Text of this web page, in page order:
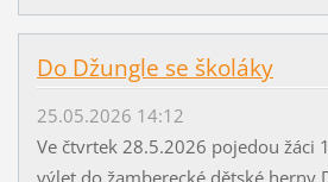
Do Džungle se školáky
25.05.2026 14:12
Ve čtvrtek 28.5.2026 pojedou žáci